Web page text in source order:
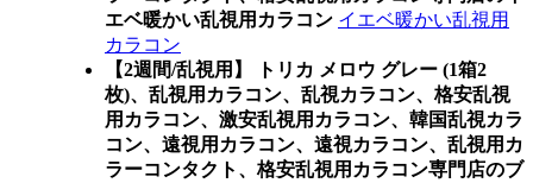
エベ暖かい乱視用カラコン イエベ暖かい乱視用
カラコン
【2週間/乱視用】 トリカ メロウ グレー (1箱2
枚)、乱視用カラコン、乱視カラコン、格安乱視
用カラコン、激安乱視用カラコン、韓国乱視カラ
コン、遠視用カラコン、遠視カラコン、乱視用カ
ラーコンタクト、格安乱視用カラコン専門店のブ